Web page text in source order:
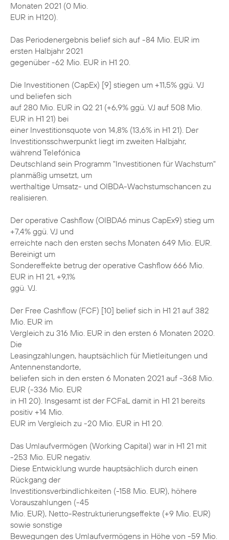
Monaten 2021 (0 Mio.
EUR in H120).
Das Periodenergebnis belief sich auf -84 Mio. EUR im
ersten Halbjahr 2021
gegenüber -62 Mio. EUR in H1 20.
Die Investitionen (CapEx) [9] stiegen um +11,5% ggü. VJ
und beliefen sich
auf 280 Mio. EUR in Q2 21 (+6,9% ggü. VJ auf 508 Mio.
EUR in H1 21) bei
einer Investitionsquote von 14,8% (13,6% in H1 21). Der
Investitionsschwerpunkt liegt im zweiten Halbjahr,
während Telefónica
Deutschland sein Programm "Investitionen für Wachstum"
planmäßig umsetzt, um
werthaltige Umsatz- und OIBDA-Wachstumschancen zu
realisieren.
Der operative Cashflow (OIBDA6 minus CapEx9) stieg um
+7,4% ggü. VJ und
erreichte nach den ersten sechs Monaten 649 Mio. EUR.
Bereinigt um
Sondereffekte betrug der operative Cashflow 666 Mio.
EUR in H1 21, +9,1%
ggü. VJ.
Der Free Cashflow (FCF) [10] belief sich in H1 21 auf 382
Mio. EUR im
Vergleich zu 316 Mio. EUR in den ersten 6 Monaten 2020.
Die
Leasingzahlungen, hauptsächlich für Mietleitungen und
Antennenstandorte,
beliefen sich in den ersten 6 Monaten 2021 auf -368 Mio.
EUR (-336 Mio. EUR
in H1 20). Insgesamt ist der FCFaL damit in H1 21 bereits
positiv +14 Mio.
EUR im Vergleich zu -20 Mio. EUR in H1 20.
Das Umlaufvermögen (Working Capital) war in H1 21 mit
-253 Mio. EUR negativ.
Diese Entwicklung wurde hauptsächlich durch einen
Rückgang der
Investitionsverbindlichkeiten (-158 Mio. EUR), höhere
Vorauszahlungen (-45
Mio. EUR), Netto-Restrukturierungseffekte (+9 Mio. EUR)
sowie sonstige
Bewegungen des Umlaufvermögens in Höhe von -59 Mio.